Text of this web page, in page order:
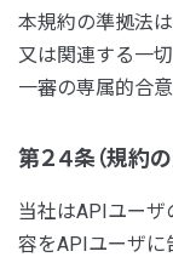
本規約の準拠法
又は関連する一
一審の専属的合
第２４条（規約の
当社はAPIユーザ
容をAPIユーザに